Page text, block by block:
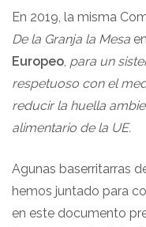
En 2019, la misma
De la Granja la Mesa
Europeo, para un
respetuoso con el
reducir la huella
alimentario de la UE.
Agunas baserritarras
hemos juntado para
en este documento